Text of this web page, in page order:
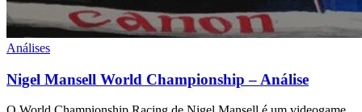
Análises
Nigel Mansell World Championship – Análise